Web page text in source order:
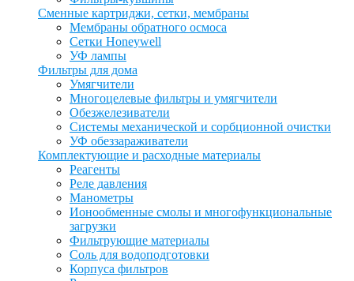
Сменные картриджи, сетки, мембраны
Мембраны обратного осмоса
Сетки Honeywell
УФ лампы
Фильтры для дома
Умягчители
Многоцелевые фильтры и умягчители
Обезжелезиватели
Системы механической и сорбционной очистки
УФ обеззараживатели
Комплектующие и расходные материалы
Реагенты
Реле давления
Манометры
Ионообменные смолы и многофункциональные
загрузки
Фильтрующие материалы
Соль для водоподготовки
Корпуса фильтров